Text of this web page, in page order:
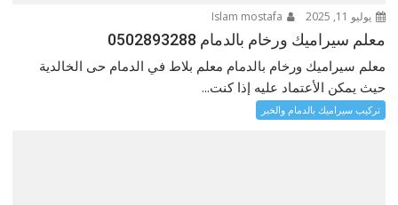
يوليو 11, 2025
معلم سيراميك ورخام بالدمام 0502893288
معلم سيراميك ورخام بالدمام معلم بلاط في الدمام حى الخالدية
حيث يمكن الأعتماد عليه إذا كنت...
تركيب سيراميك بالدمام والخبر